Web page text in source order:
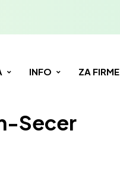
INFO ZA FIRME
Secer